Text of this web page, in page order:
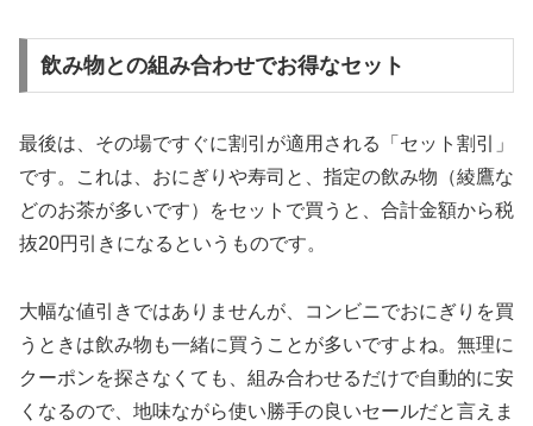
飲み物との組み合わせでお得なセット
最後は、その場ですぐに割引が適用される「セット割引」
です。これは、おにぎりや寿司と、指定の飲み物（綾鷹な
どのお茶が多いです）をセットで買うと、合計金額から税
抜20円引きになるというものです。
大幅な値引きではありませんが、コンビニでおにぎりを買
うときは飲み物も一緒に買うことが多いですよね。無理に
クーポンを探さなくても、 組み合わせるだけで自動的に安
くなるので、地味ながら使い勝手の良いセールだと言えま